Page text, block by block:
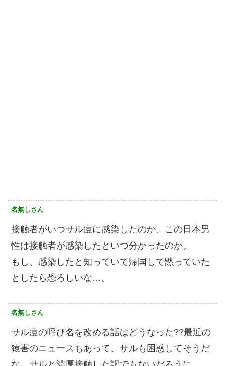
名無しさん
接触者がいつサル痘に感染したのか、この日本男
性は接触者が感染したといつ分かったのか。
もし、感染したと知っていて帰国して黙っていた
としたら恐ろしいな…。
名無しさん
サル痘の呼び名を改める話はどうなった??最近の
猿害のニュースもあって、サルも困惑してそうだ